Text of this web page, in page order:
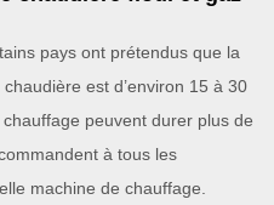
pays ont prétendus que la
est d’environ 15 à 30
peuvent durer plus de
à tous les
machine de chauffage.